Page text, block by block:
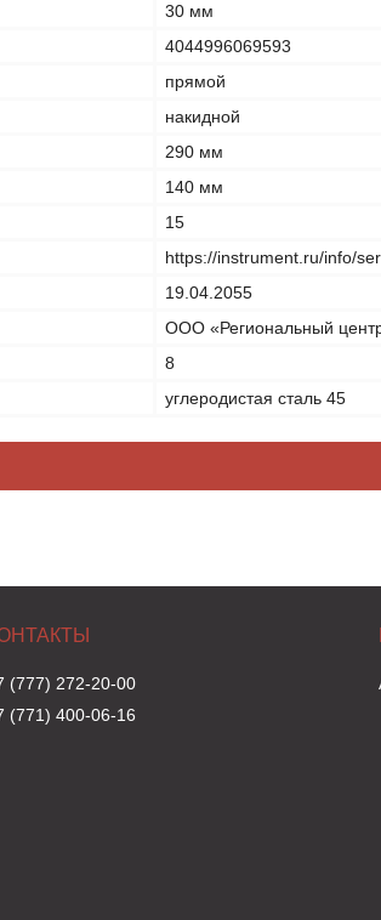
30 мм
4044996069593
прямой
накидной
290 мм
140 мм
15
https://instrument.ru/info/
19.04.2055
ООО «Региональный
8
углеродистая сталь 45
(777) 272-20-00
(771) 400-06-16